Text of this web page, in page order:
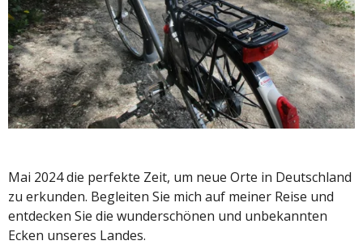
Mai 2024 die perfekte Zeit, um neue Orte in Deutschland
zu erkunden. Begleiten Sie mich auf meiner Reise und
entdecken Sie die wunderschönen und unbekannten
Ecken unseres Landes.